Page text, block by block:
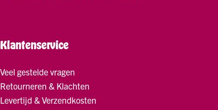
Klantenservice
Veel gestelde vragen
Retourneren & Klachten
Levertijd & Verzendkosten